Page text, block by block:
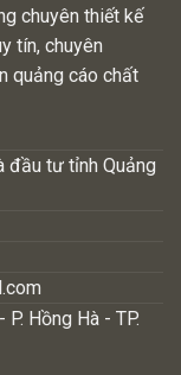
chuyên thiết kế
tín, chuyên
quảng cáo chất
đầu tư tỉnh Quảng
Hồng Hà - TP.